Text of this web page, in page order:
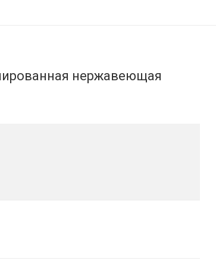
нержавеющая